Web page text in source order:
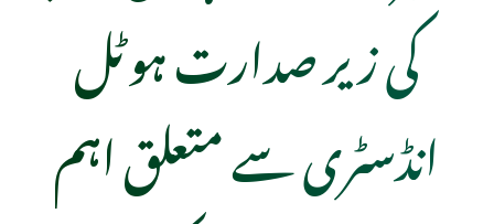
کی زیر صدارت ہوٹل
انڈسٹری سے متعلق اہم